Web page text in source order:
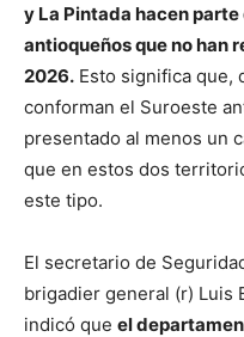
y La Pintada hacen
antioqueños que no han
2026. Esto significa que,
conforman el Suroeste
presentado al menos un
que en estos dos
este tipo.
El secretario de
brigadier general (r) Luis
indicó que el